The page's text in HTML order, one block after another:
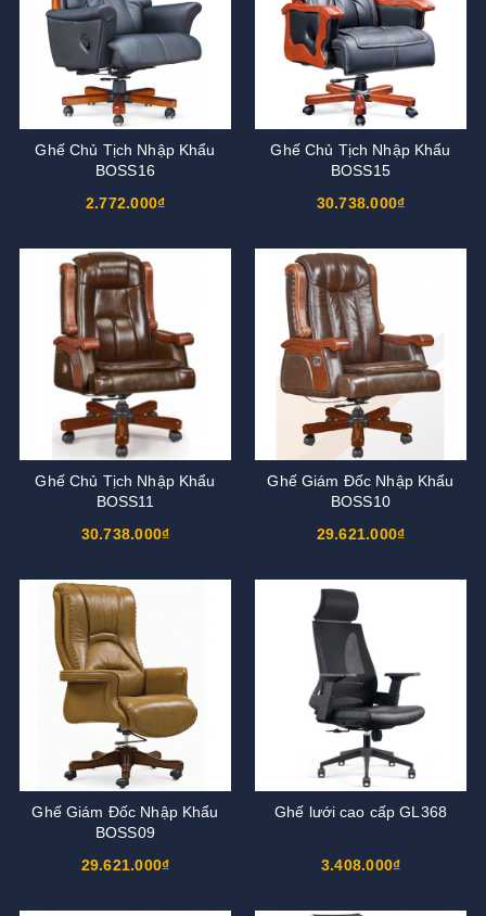
Ghế Chủ Tịch Nhập Khẩu
BOSS16
2.772.000₫
Ghế Chủ Tịch Nhập Khẩu
BOSS15
30.738.000₫
Ghế Chủ Tịch Nhập Khẩu
BOSS11
30.738.000₫
Ghế Giám Đốc Nhập Khẩu
BOSS10
29.621.000₫
Ghế Giám Đốc Nhập Khẩu
BOSS09
29.621.000₫
Ghế lưới cao cấp GL368
3.408.000₫